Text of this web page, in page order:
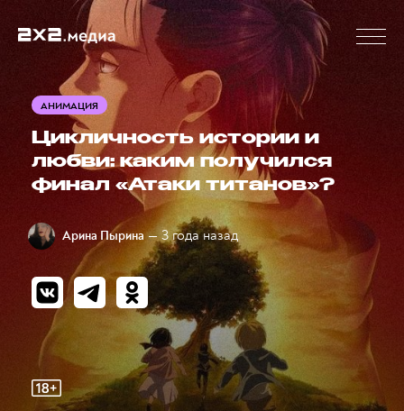
АНИМАЦИЯ
Цикличность истории и
любви: каким получился
финал «Атаки титанов»?
Арина Пырина — 3 года назад